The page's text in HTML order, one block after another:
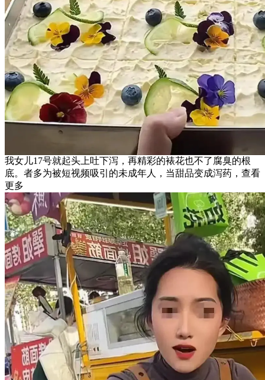
我女儿17号就起头上吐下泻，再精彩的裱花也不了腐臭的根
底。者多为被短视频吸引的未成年人，当甜品变成泻药，查看
更多